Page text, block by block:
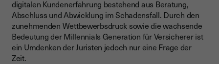
digitalen Kundenerfahrung bestehend aus Beratung,
Abschluss und Abwicklung im Schadensfall. Durch den
zunehmenden Wettbewerbsdruck sowie die wachsende
Bedeutung der Millennials Generation für Versicherer ist
ein Umdenken der Juristen jedoch nur eine Frage der
Zeit.